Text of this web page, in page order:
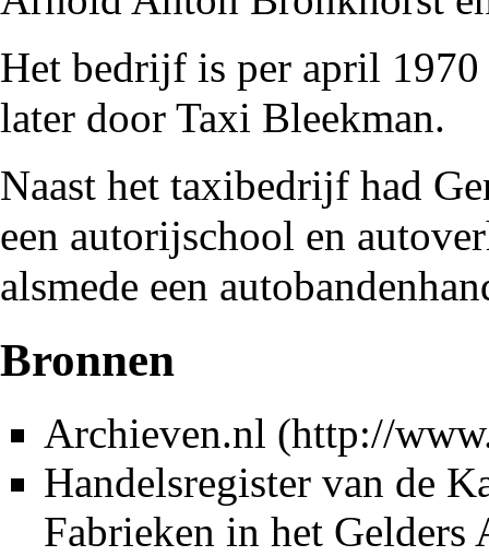
Het bedrijf is per april 1970
later door Taxi Bleekman.
Naast het taxibedrijf had
een autorijschool en
alsmede een
Bronnen
Archieven.nl
Handelsregister van de
Fabrieken in het Gelders